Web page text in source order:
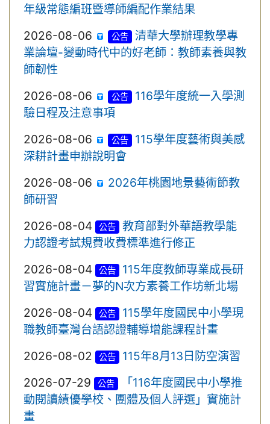
年級常態編班暨導師編配作業結果
2026-08-06
公告
清華大學辦理教學專
業論壇-變動時代中的好老師：教師素養與教
師韌性
2026-08-06
公告
116學年度統一入學測
驗日程及注意事項
2026-08-06
公告
115學年度藝術與美感
深耕計畫申辦說明會
2026-08-06
2026年桃園地景藝術節教
師研習
2026-08-04
公告
教育部對外華語教學能
力認證考試規費收費標準進行修正
2026-08-04
公告
115年度教師專業成長研
習實施計畫－夢的N次方素養工作坊新北場
2026-08-04
公告
115學年度國民中小學現
職教師臺灣台語認證輔導增能課程計畫
2026-08-02
公告
115年8月13日防空演習
2026-07-29
公告
「116年度國民中小學推
動閱讀績優學校、團體及個人評選」實施計
畫